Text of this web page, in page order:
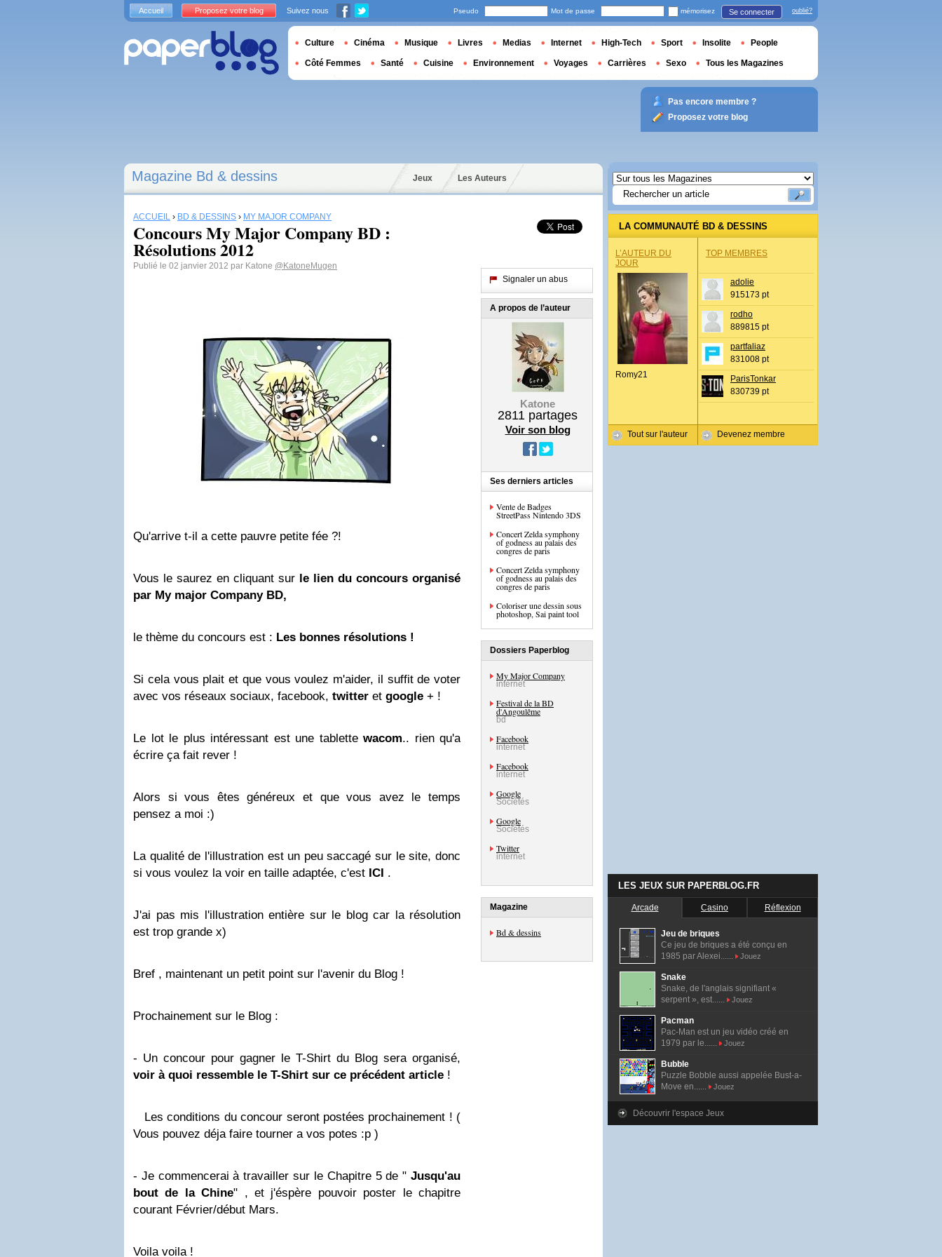
Magazine Bd & dessins Jeux Les Auteurs
ACCUEIL › BD & DESSINS › MY MAJOR COMPANY
Concours My Major Company BD :
Résolutions 2012
Publié le 02 janvier 2012 par Katone @KatoneMugen
Qu'arrive t-il a cette pauvre petite fée ?!
Vous le saurez en cliquant sur le lien du concours organisé
par My major Company BD,
le thème du concours est : Les bonnes résolutions !
Si cela vous plait et que vous voulez m'aider, il suffit de voter
avec vos réseaux sociaux, facebook, twitter et google + !
Le lot le plus intéressant est une tablette wacom.. rien qu'a
écrire ça fait rever !
Alors si vous êtes généreux et que vous avez le temps
pensez a moi :)
La qualité de l'illustration est un peu saccagé sur le site, donc
si vous voulez la voir en taille adaptée, c'est ICI .
J'ai pas mis l'illustration entière sur le blog car la résolution
est trop grande x)
Bref , maintenant un petit point sur l'avenir du Blog !
Prochainement sur le Blog :
- Un concour pour gagner le T-Shirt du Blog sera organisé,
voir à quoi ressemble le T-Shirt sur ce précédent article !
Les conditions du concour seront postées prochainement ! (
Vous pouvez déja faire tourner a vos potes :p )
- Je commencerai à travailler sur le Chapitre 5 de " Jusqu'au
bout de la Chine" , et j'éspère pouvoir poster le chapitre
courant Février/début Mars.
Voila voila !
Signaler un abus
A propos de l’auteur
Katone
2811 partages
Voir son blog
Ses derniers articles
Vente de Badges
StreetPass Nintendo 3DS
Concert Zelda symphony
of godness au palais des
congres de paris
Concert Zelda symphony
of godness au palais des
congres de paris
Coloriser une dessin sous
photoshop, Sai paint tool
Dossiers Paperblog
My Major Company
internet
Festival de la BD
d'Angoulême
bd
Facebook
internet
Facebook
internet
Google
Sociétés
Google
Sociétés
Twitter
internet
Magazine
Bd & dessins
LA COMMUNAUTÉ BD & DESSINS
L’AUTEUR DU
JOUR
Romy21
Tout sur l'auteur
TOP MEMBRES
adolie
915173 pt
rodho
889815 pt
partfaliaz
831008 pt
ParisTonkar
830739 pt
Devenez membre
LES JEUX SUR PAPERBLOG.FR
Arcade Casino Réflexion
Jeu de briques
Ce jeu de briques a été conçu en
1985 par Alexei......
Jouez
Snake
Snake, de l'anglais signifiant «
serpent », est......
Jouez
Pacman
Pac-Man est un jeu vidéo créé en
1979 par le......
Jouez
Bubble
Puzzle Bobble aussi appelée Bust-a-
Move en......
Jouez
Découvrir l'espace Jeux
Accueil Proposez votre blog Suivez nous Pseudo Mot de passe mémorisez Se connecter oublié?
Culture Cinéma Musique Livres Medias Internet High-Tech Sport Insolite People
Côté Femmes Santé Cuisine Environnement Voyages Carrières Sexo Tous les Magazines
Pas encore membre ?
Proposez votre blog